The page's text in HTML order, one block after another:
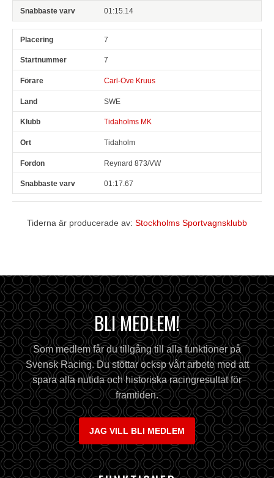
01:15.14
7
7
Carl-Ove Kruus
SWE
Tidaholms MK
Tidaholm
Reynard 873/VW
01:17.67
Tiderna är producerade av: Stockholms Sportvagnsklubb
BLI MEDLEM!
Som medlem får du tillgång till alla funktioner på
Svensk Racing. Du stöttar ocksp vårt arbete med att
spara alla nutida och historiska racingresultat för
framtiden.
JAG VILL BLI MEDLEM